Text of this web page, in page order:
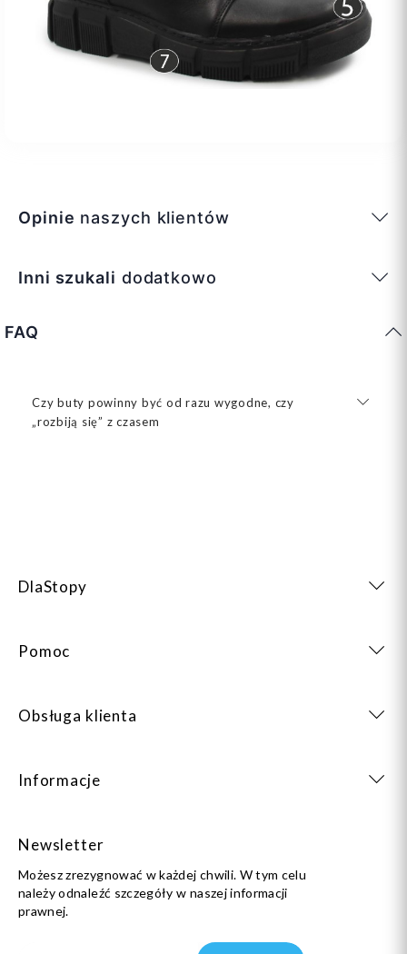
Opinie naszych klientów
Inni szukali dodatkowo
FAQ
Czy buty powinny być od razu wygodne, czy
„rozbiją się” z czasem
DlaStopy
Pomoc
Obsługa klienta
Informacje
Newsletter
Możesz zrezygnować w każdej chwili. W tym celu
należy odnaleźć szczegóły w naszej informacji
prawnej.